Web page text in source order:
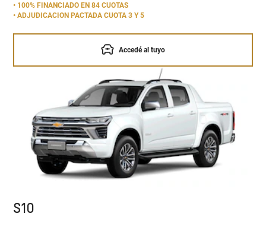
• 100% FINANCIADO EN 84 CUOTAS
• ADJUDICACION PACTADA CUOTA 3 Y 5
Accedé al tuyo
S10